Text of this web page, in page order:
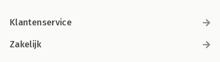
Klantenservice
Zakelijk